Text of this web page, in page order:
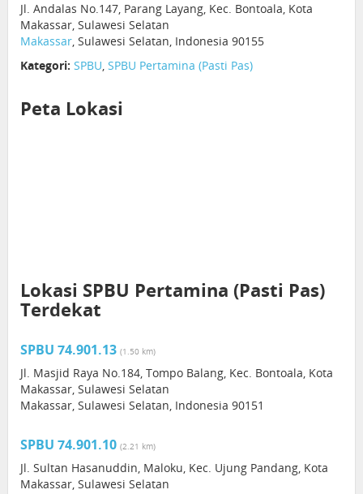
Jl. Andalas No.147, Parang Layang, Kec. Bontoala, Kota
Makassar, Sulawesi Selatan
Makassar, Sulawesi Selatan, Indonesia 90155
Kategori: SPBU, SPBU Pertamina (Pasti Pas)
Peta Lokasi
Lokasi SPBU Pertamina (Pasti Pas)
Terdekat
SPBU 74.901.13 (1.50 km)
Jl. Masjid Raya No.184, Tompo Balang, Kec. Bontoala, Kota
Makassar, Sulawesi Selatan
Makassar, Sulawesi Selatan, Indonesia 90151
SPBU 74.901.10 (2.21 km)
Jl. Sultan Hasanuddin, Maloku, Kec. Ujung Pandang, Kota
Makassar, Sulawesi Selatan